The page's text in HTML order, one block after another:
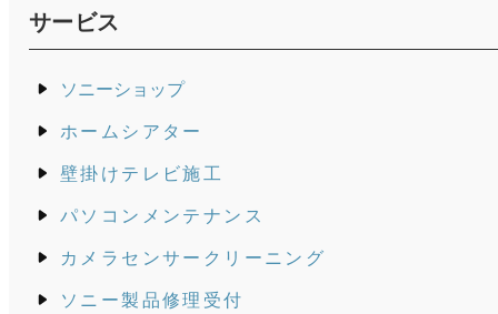
サービス
ソニーショップ
ホームシアター
壁掛けテレビ施工
パソコンメンテナンス
カメラセンサークリーニング
ソニー製品修理受付